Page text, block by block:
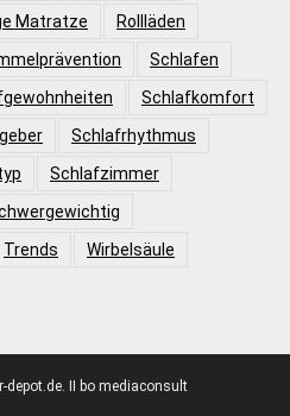
Matratze
Rollläden
Schlafen
Schlafkomfort
Schlafrhythmus
Schlafzimmer
Trends
Wirbelsäule
II bo mediaconsult